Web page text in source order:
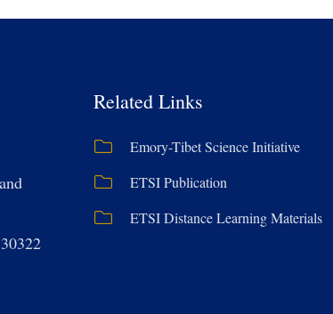
Related Links
Emory-Tibet Science Initiative
ETSI Publication
ETSI Distance Learning Materials